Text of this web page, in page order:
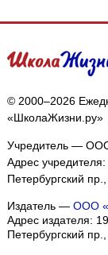
© 2000–2026
«ШколаЖизни.ру»
Учредитель —
Адрес
Петербургский
Издатель — ООО
Адрес издателя:
Петербургский